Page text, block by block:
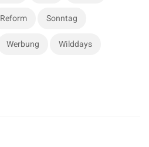
Reform Sonntag
Werbung Wilddays